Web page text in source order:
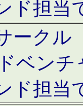
ド担当
ークル
ベン
ド担当